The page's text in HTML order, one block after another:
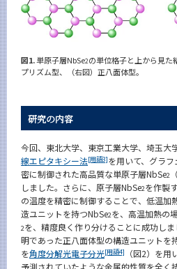
図1.単原子層NbSe2の単位格子と上から見た
プリズム型、（右図）正八面体型。
研究の内容
今回、東北大学、東京工業大学、埼玉大
線エピタキシー法[用語3]を用いて、グラ
密に制御された高品質な単原子層NbSe2
しました。さらに、原子層NbSe2を作製
の温度を精密に制御することで、低温加
造ユニットを持つNbSe2を、高温加熱の
2を、精度良く作り分けることに成功し
明であった正八面体型の構造ユニットを
を角度分解光電子分光[用語4]
（図2）を
予測されていたような金属的性質を全く